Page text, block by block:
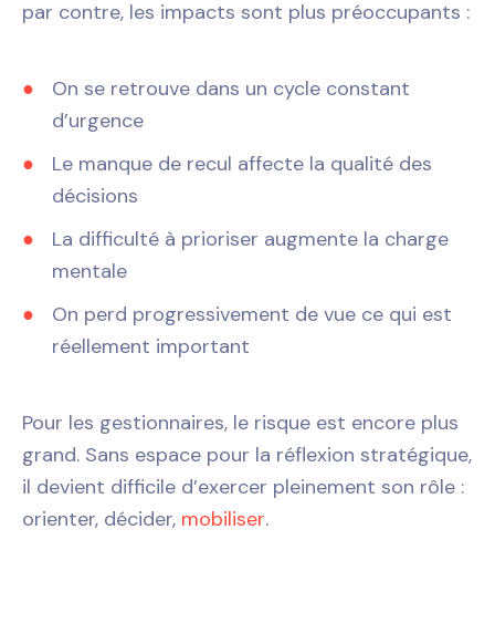
par contre, les impacts sont plus préoccupants :
On se retrouve dans un cycle constant
d’urgence
Le manque de recul affecte la qualité des
décisions
La difficulté à prioriser augmente la charge
mentale
On perd progressivement de vue ce qui est
réellement important
Pour les gestionnaires, le risque est encore plus
grand. Sans espace pour la réflexion stratégique,
il devient difficile d’exercer pleinement son rôle :
orienter, décider, mobiliser.